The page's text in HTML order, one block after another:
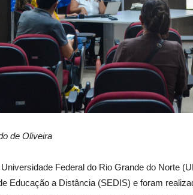
de Oliveira
Federal do Rio Grande do Norte
Educação a Distância (SEDIS) e foram